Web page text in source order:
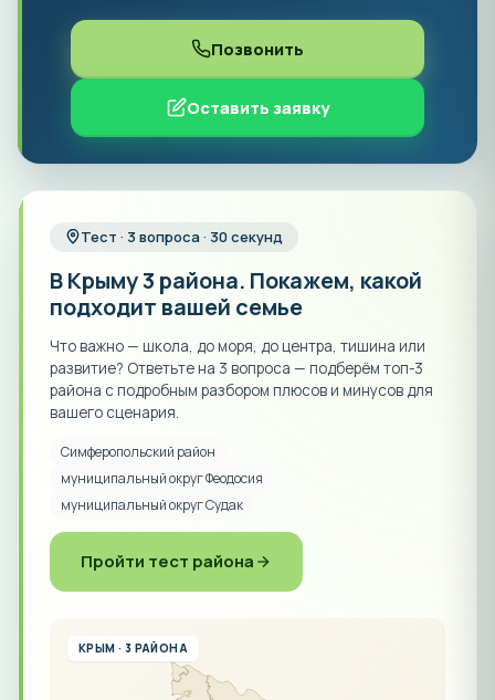
Позвонить
Оставить заявку
Тест · 3 вопроса · 30 секунд
В Крыму 3 района. Покажем, какой
подходит вашей семье
Что важно — школа, до моря, до центра, тишина или
развитие? Ответьте на 3 вопроса — подберём топ-3
района с подробным разбором плюсов и минусов для
вашего сценария.
Симферопольский район
муниципальный округ Феодосия
муниципальный округ Судак
Пройти тест района
КРЫМ · 3 РАЙОНА